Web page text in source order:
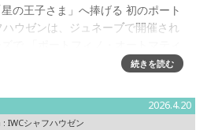
の王子さま」へ捧げる 初のポート
ウゼンは、ジュネーブで開催され
34 “プティ・プランス&rdqu続きを読む
2026.4.20
: IWCシャフハウゼン